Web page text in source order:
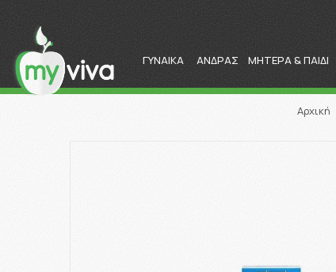
ΓΥΝΑΙΚΑ ΑΝΔΡΑΣ ΜΗΤΕΡΑ & ΠΑΙΔΙ
Αρχική